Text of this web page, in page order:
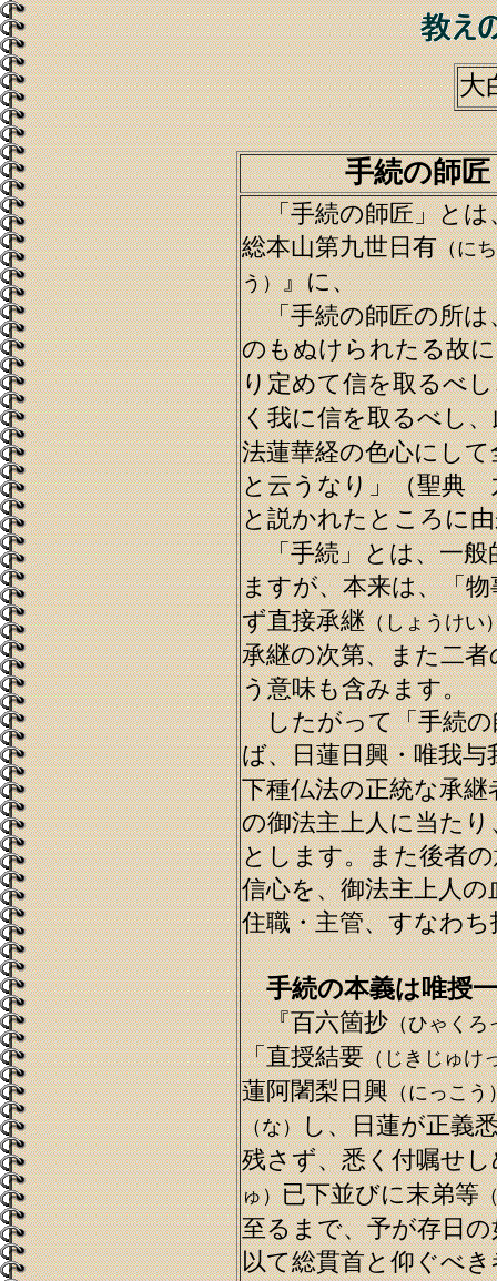
大
手続の師匠
「手続の師匠」とは
総本山第九世日有（に
う）』に、
「手続の師匠の所は
のもぬけられたる故
り定めて信を取るべ
く我に信を取るべし、
法蓮華経の色心にし
と云うなり」（聖典
と説かれたところに
「手続」とは、一般
ますが、本来は、「
ず直接承継（しょうけい
承継の次第、また二
う意味も含みます。
したがって「手続の
ば、日蓮日興・唯我与
下種仏法の正統な承
の御法主上人に当た
とします。また後者
信心を、御法主上人
住職・主管、すなわ
手続の本義は唯授
『百六箇抄（ひゃくろ
「直授結要（じきじゅけ
蓮阿闍梨日興（にっこう
（な）し、日蓮が正義
残さず、悉く付嘱せし
ゅ）已下並びに末弟等
至るまで、予が存日
以て総貫首と仰ぐべ